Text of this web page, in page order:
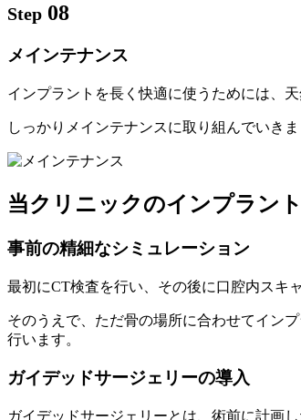
Step 08
メインテナンス
インプラントを長く快適に使うためには、
しっかりメインテナンスに取り組んでいきま
当クリニックのインプラン
事前の精細なシミュレーション
最初にCT検査を行い、その後に口腔内スキ
そのうえで、ただ骨の場所に合わせてイン
行います。
ガイデッドサージェリーの導入
ガイデッドサージェリーとは、術前に計画